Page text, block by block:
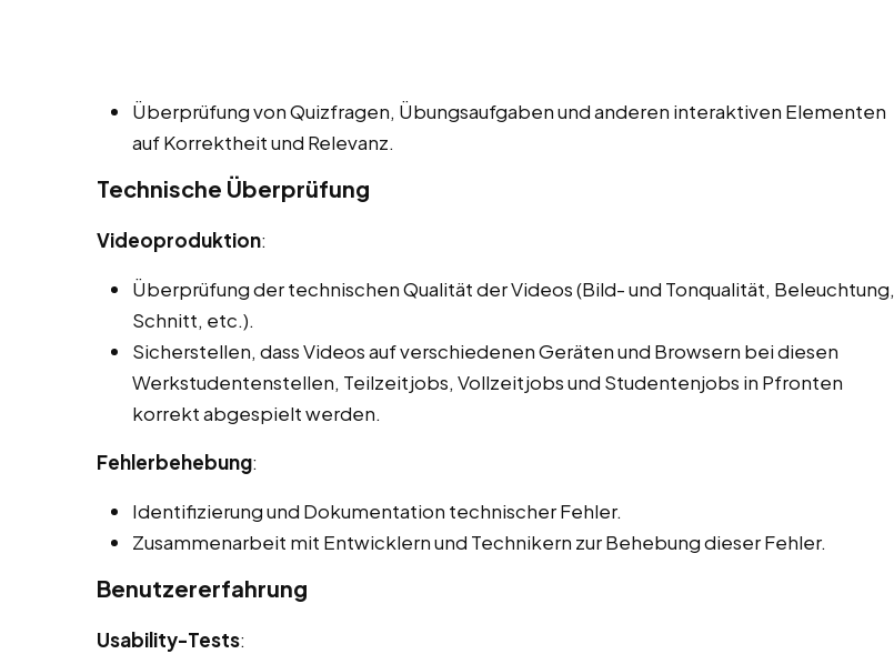
Überprüfung von Quizfragen, Übungsaufgaben und anderen interaktiven Elementen
auf Korrektheit und Relevanz.
Technische Überprüfung
Videoproduktion:
Überprüfung der technischen Qualität der Videos (Bild- und Tonqualität, Beleuchtung,
Schnitt, etc.).
Sicherstellen, dass Videos auf verschiedenen Geräten und Browsern bei diesen
Werkstudentenstellen, Teilzeitjobs, Vollzeitjobs und Studentenjobs in Pfronten
korrekt abgespielt werden.
Fehlerbehebung:
Identifizierung und Dokumentation technischer Fehler.
Zusammenarbeit mit Entwicklern und Technikern zur Behebung dieser Fehler.
Benutzererfahrung
Usability-Tests: